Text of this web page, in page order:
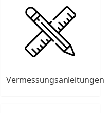
Vermessungsanleitungen